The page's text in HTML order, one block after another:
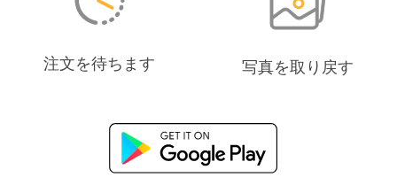
注文を待ちます 写真を取り戻す